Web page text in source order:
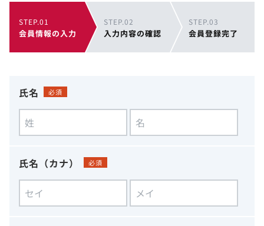
STEP.01
会員情報の入力
STEP.02
入力内容の確認
STEP.03
会員登録完了
氏名 必須
氏名（カナ） 必須